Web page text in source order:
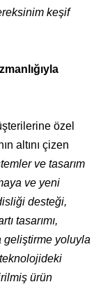
keşif
özel
altını çizen
ve tasarım
ve yeni
desteği,
tasarımı,
geliştirme yoluyla
ürün